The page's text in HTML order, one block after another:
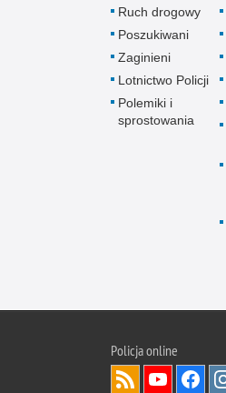
Ruch drogowy
Poszukiwani
Zaginieni
Lotnictwo Policji
Polemiki i
sprostowania
Policjaonline